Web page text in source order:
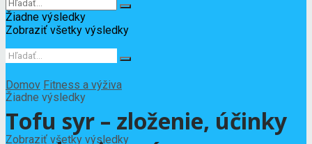
Žiadne výsledky
Zobraziť všetky výsledky
Žiadne výsledky
Zobraziť všetky výsledky
Domov Fitness a výživa
Tofu syr – zloženie, účinky